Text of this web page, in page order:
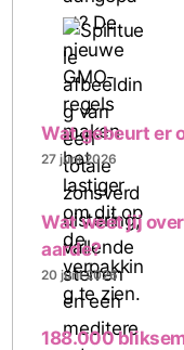
Wat gebeurt er
27 juni 2026
Wat weet jij
aarde?
20 juni 2026
188.000